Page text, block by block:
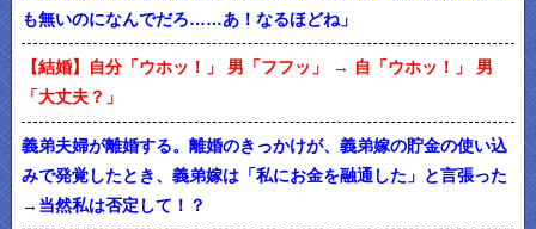
も無いのになんでだろ……あ！なるほどね」
【結婚】自分「ウホッ！」 男「フフッ」 → 自「ウホッ！」 男
「大丈夫？」
義弟夫婦が離婚する。離婚のきっかけが、義弟嫁の貯金の使い込
みで発覚したとき、義弟嫁は「私にお金を融通した」と言張った
→当然私は否定して！？